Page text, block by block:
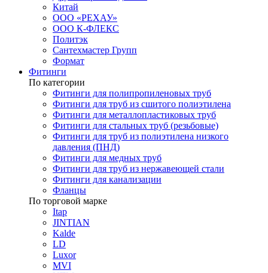
Китай
ООО «РЕХАУ»
ООО К-ФЛЕКС
Политэк
Сантехмастер Групп
Формат
Фитинги
По категории
Фитинги для полипропиленовых труб
Фитинги для труб из сшитого полиэтилена
Фитинги для металлопластиковых труб
Фитинги для стальных труб (резьбовые)
Фитинги для труб из полиэтилена низкого
давления (ПНД)
Фитинги для медных труб
Фитинги для труб из нержавеющей стали
Фитинги для канализации
Фланцы
По торговой марке
Itap
JINTIAN
Kalde
LD
Luxor
MVI